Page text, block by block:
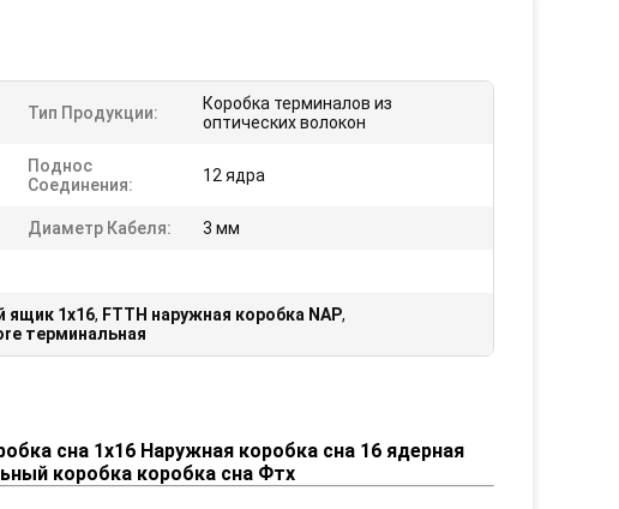
Тип Продукции:
Коробка терминалов из
оптических волокон
Поднос
Соединения:
12 ядра
Диаметр Кабеля: 3 мм
ящик 1x16, FTTH наружная коробка NAP,
терминальная
сна 1x16 Наружная коробка сна 16 ядерная
коробка коробка сна Фтх